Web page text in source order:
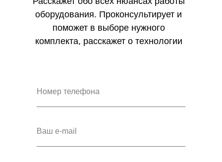
оборудования. Проконсультирует и
поможет в выборе нужного
комплекта, расскажет о технологии